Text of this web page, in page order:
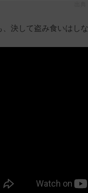
、決して盗み食いはし